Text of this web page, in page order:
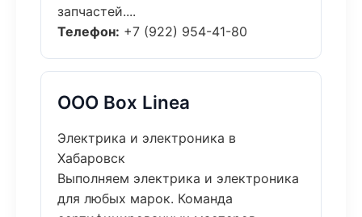
запчастей....
Телефон: +7 (922) 954-41-80
ООО Box Linea
Электрика и электроника в
Хабаровск
Выполняем электрика и электроника
для любых марок. Команда